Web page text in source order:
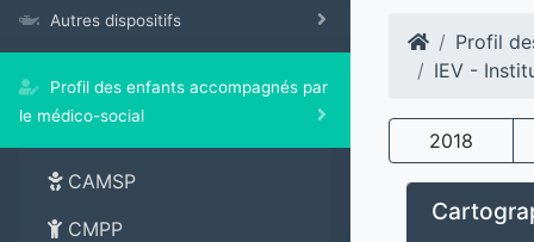
Autres dispositifs
Profil des enfants accompagnés par
le médico-social
CAMSP
CMPP
Profil
IEV -
2018